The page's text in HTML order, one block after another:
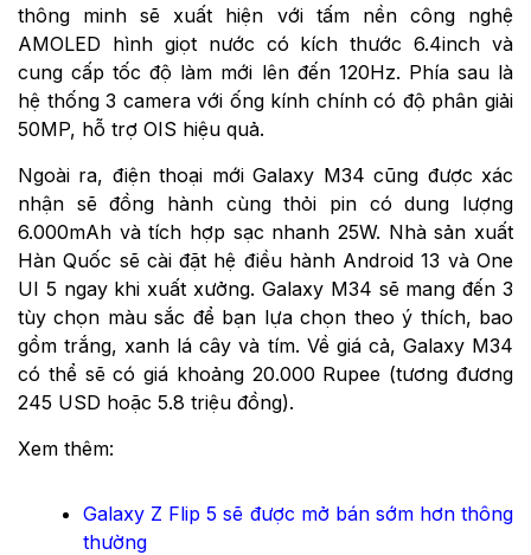
thông minh sẽ xuất hiện với tấm nền công nghệ
AMOLED hình giọt nước có kích thước 6.4inch và
cung cấp tốc độ làm mới lên đến 120Hz. Phía sau là
hệ thống 3 camera với ống kính chính có độ phân giải
50MP, hỗ trợ OIS hiệu quả.
Ngoài ra, điện thoại mới Galaxy M34 cũng được xác
nhận sẽ đồng hành cùng thỏi pin có dung lượng
6.000mAh và tích hợp sạc nhanh 25W. Nhà sản xuất
Hàn Quốc sẽ cài đặt hệ điều hành Android 13 và One
UI 5 ngay khi xuất xưởng. Galaxy M34 sẽ mang đến 3
tùy chọn màu sắc để bạn lựa chọn theo ý thích, bao
gồm trắng, xanh lá cây và tím. Về giá cả, Galaxy M34
có thể sẽ có giá khoảng 20.000 Rupee (tương đương
245 USD hoặc 5.8 triệu đồng).
Xem thêm:
Galaxy Z Flip 5 sẽ được mở bán sớm hơn thông
thường